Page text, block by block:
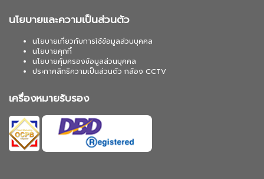
นโยบายและความเป็นส่วนตัว
นโยบายเกี่ยวกับการใช้ข้อมูลส่วนบุคคล
นโยบายคุกกี้
นโยบายคุ้มครองข้อมูลส่วนบุคคล
ประกาศสิทธิความเป็นส่วนตัว กล้อง CCTV
เครื่องหมายรับรอง